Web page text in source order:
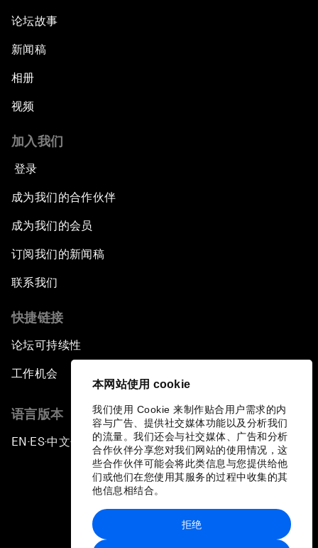
本网站使用 cookie
我们使用 Cookie 来制作贴合用户需求的内
容与广告、提供社交媒体功能以及分析我们
的流量。我们还会与社交媒体、广告和分析
合作伙伴分享您对我们网站的使用情况，这
些合作伙伴可能会将此类信息与您提供给他
们或他们在您使用其服务的过程中收集的其
他信息相结合。
拒绝
论坛故事
新闻稿
相册
视频
加入我们
登录
成为我们的合作伙伴
成为我们的会员
订阅我们的新闻稿
联系我们
快捷链接
论坛可持续性
工作机会
语言版本
EN ▪ES▪中文▪ 日本語